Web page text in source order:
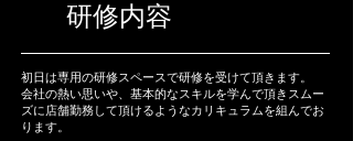
研修内容
初日は専用の研修スペースで研修を受けて​頂きます。
会社の熱い思いや、基本的なスキルを学んで頂きスムー
ズに店舗勤務して頂けるようなカリキュラムを組んでお
ります。